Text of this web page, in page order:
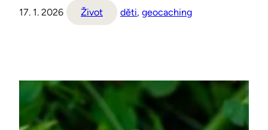
17. 1. 2026 Život děti, geocaching